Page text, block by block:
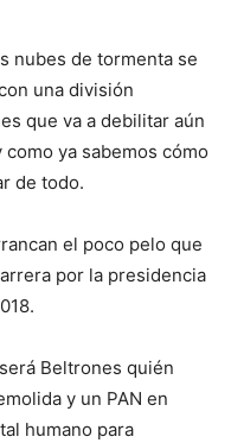
nubes de tormenta se
una división
que va a debilitar aún
como ya sabemos cómo
de todo.
el poco pelo que
por la presidencia
Beltrones quién
y un PAN en
humano para